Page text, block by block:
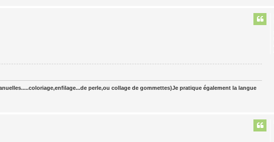
perle,ou collage de gommettes)Je pratique également la langue